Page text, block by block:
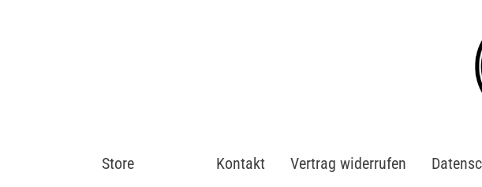
Store Kontakt Vertrag widerrufen